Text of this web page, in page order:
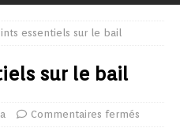
essentiels sur le bail
sur le bail
Commentaires fermés